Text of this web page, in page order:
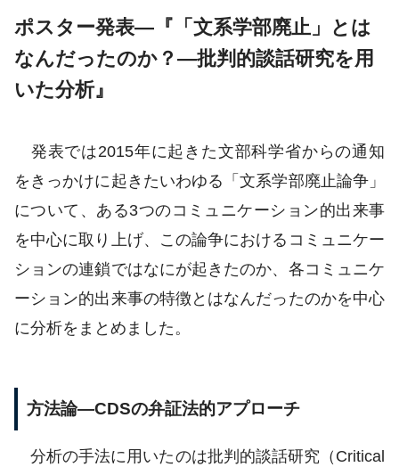
ポスター発表―『「文系学部廃止」とは
なんだったのか？―批判的談話研究を用
いた分析』
発表では2015年に起きた文部科学省からの通知
をきっかけに起きたいわゆる「文系学部廃止論争」
について、ある3つのコミュニケーション的出来事
を中心に取り上げ、この論争におけるコミュニケー
ションの連鎖ではなにが起きたのか、各コミュニケ
ーション的出来事の特徴とはなんだったのかを中心
に分析をまとめました。
方法論―CDSの弁証法的アプローチ
分析の手法に用いたのは批判的談話研究（Critical